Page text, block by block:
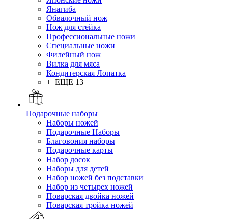
Янагиба
Обвалочный нож
Нож для стейка
Профессиональные ножи
Специальные ножи
Филейный нож
Вилка для мяса
Кондитерская Лопатка
+ ЕЩЕ 13
Подарочные наборы
Наборы ножей
Подарочные Наборы
Благовония наборы
Подарочные карты
Набор досок
Наборы для детей
Набор ножей без подставки
Набор из четырех ножей
Поварская двойка ножей
Поварская тройка ножей